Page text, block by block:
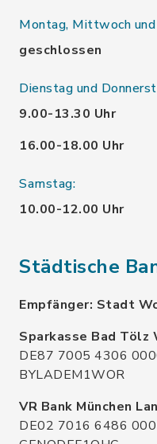
Montag, Mittwoch
geschlossen
Dienstag und
9.00-13.30 Uhr
16.00-18.00 Uhr
Samstag:
10.00-12.00 Uhr
Städtische
Empfänger: Stadt
Sparkasse Bad Tölz
DE87 7005 4306
BYLADEM1WOR
VR Bank München
DE02 7016 6486